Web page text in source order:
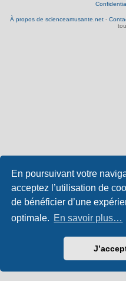
En poursuivant votre
acceptez l’utilisation de
de bénéficier d’une
optimale. En savoir plus…
À propos de scienceamusante.net -